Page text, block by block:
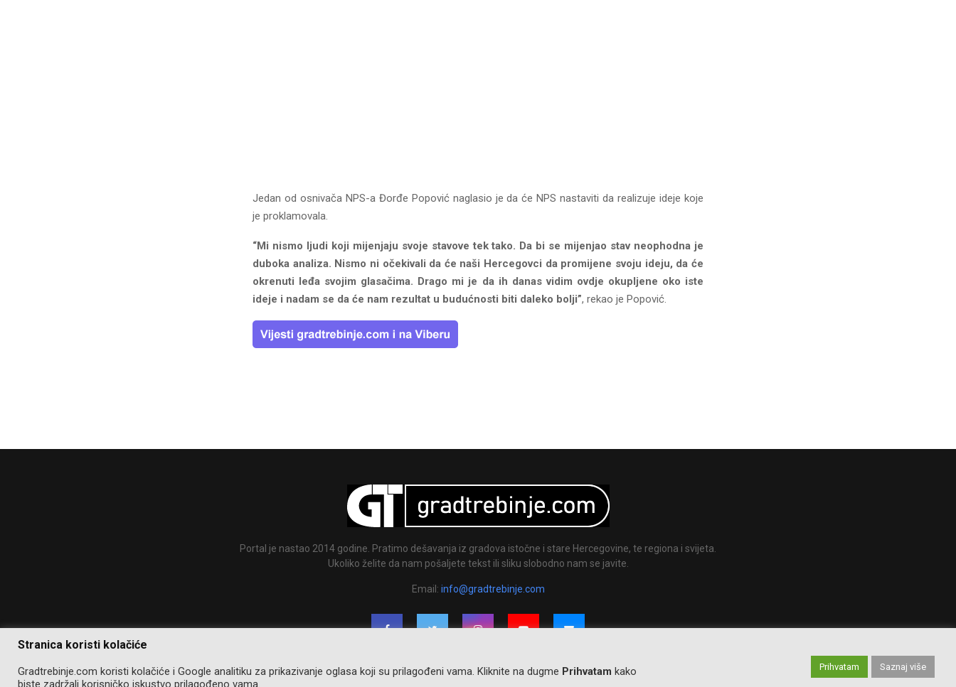
Jedan od osnivača NPS-a Đorđe Popović naglasio je da će NPS nastaviti da realizuje ideje koje
je proklamovala.
“Mi nismo ljudi koji mijenjaju svoje stavove tek tako. Da bi se mijenjao stav neophodna je
duboka analiza. Nismo ni očekivali da će naši Hercegovci da promijene svoju ideju, da će
okrenuti leđa svojim glasačima. Drago mi je da ih danas vidim ovdje okupljene oko iste
ideje i nadam se da će nam rezultat u budućnosti biti daleko bolji”, rekao je Popović.
Portal je nastao 2014 godine. Pratimo dešavanja iz gradova istočne i stare Hercegovine, te regiona i svijeta.
Ukoliko želite da nam pošaljete tekst ili sliku slobodno nam se javite.
Email: info@gradtrebinje.com
Stranica koristi kolačiće
Gradtrebinje.com koristi kolačiće i Google analitiku za prikazivanje oglasa koji su prilagođeni vama. Kliknite na dugme Prihvatam kako
biste zadržali korisničko iskustvo prilagođeno vama.
Prihvatam Saznaj više